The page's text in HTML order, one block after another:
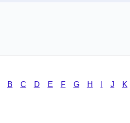
B C D E F G H J K